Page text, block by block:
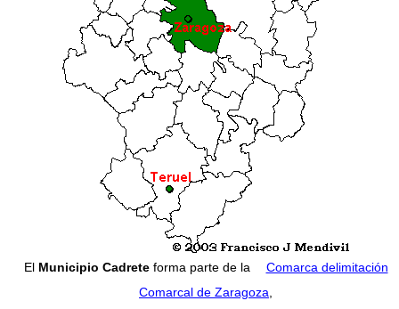
El Municipio Cadreteforma parte de la
Comarca delimitación
Comarcal de Zaragoza